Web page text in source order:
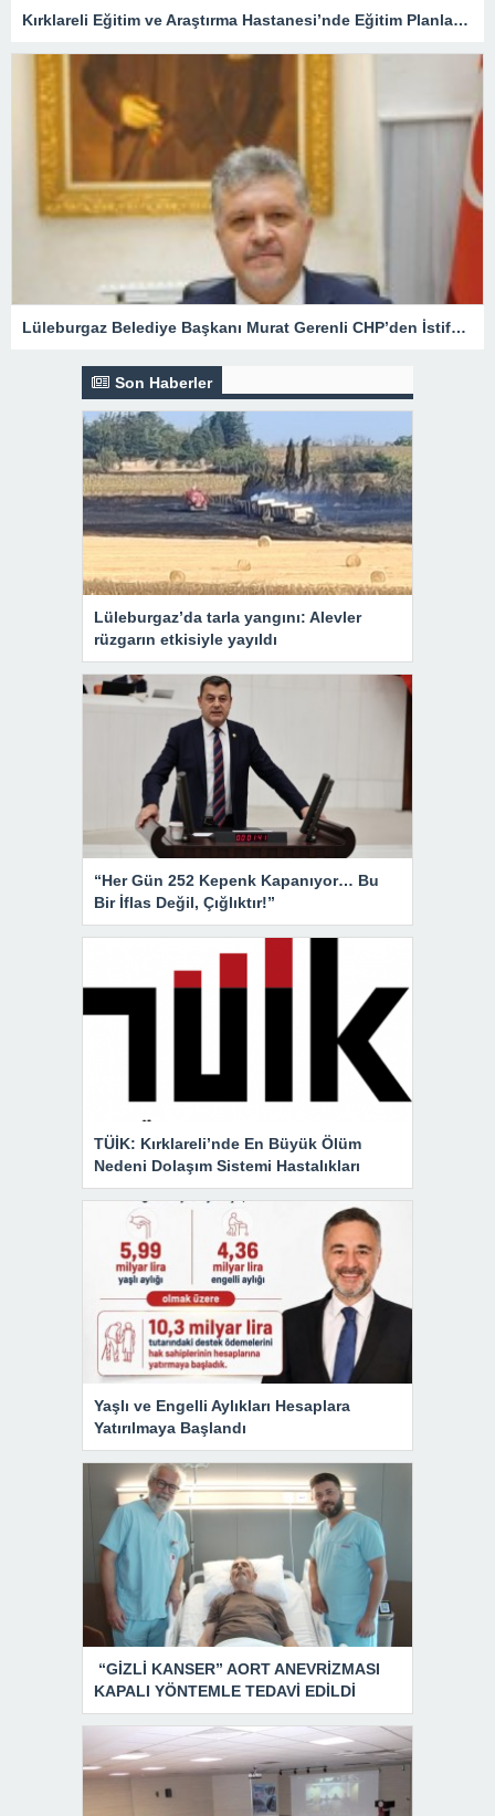
Kırklareli Eğitim ve Araştırma Hastanesi’nde Eğitim Planlaması Masaya Yatırıldı
Lüleburgaz Belediye Başkanı Murat Gerenli CHP’den İstifa Etti
Son Haberler
Lüleburgaz’da tarla yangını: Alevler
rüzgarın etkisiyle yayıldı
“Her Gün 252 Kepenk Kapanıyor… Bu
Bir İflas Değil, Çığlıktır!”
TÜİK: Kırklareli’nde En Büyük Ölüm
Nedeni Dolaşım Sistemi Hastalıkları
Yaşlı ve Engelli Aylıkları Hesaplara
Yatırılmaya Başlandı
“GİZLİ KANSER” AORT ANEVRİZMASI
KAPALI YÖNTEMLE TEDAVİ EDİLDİ